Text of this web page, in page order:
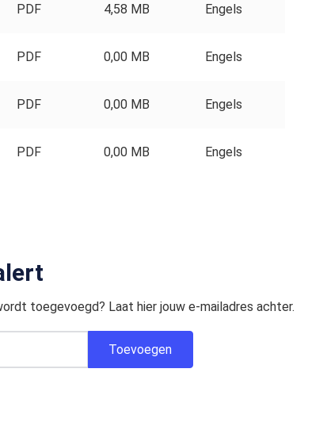
PDF 4,58 MB Engels
PDF 0,00 MB Engels
PDF 0,00 MB Engels
PDF 0,00 MB Engels
toegevoegd? Laat hier jouw e-mailadres achter.